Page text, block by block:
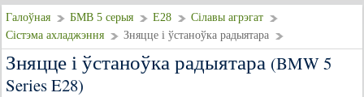
Галоўная БМВ 5 серыя E28
Сілавы агрэгат
Сістэма ахладжэння
Зняцце і ўстаноўка радыятара
Зняцце і ўстаноўка радыятара (BMW 5
Series E28)